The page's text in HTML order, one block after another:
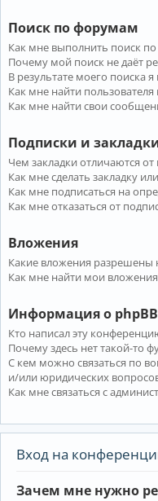
Поиск по форумам
Как мне выполнить поиск
Почему мой поиск не даёт
В результате моего поиска
Как мне найти
Как мне найти свои
Подписки и
Чем закладки отличаются от
Как мне сделать закладку
Как мне подписаться на
Как мне отказаться от
Вложения
Какие вложения разрешены
Как мне найти мои
Информация о phpBB
Кто написал эту
Почему здесь нет такой-то
С кем можно связаться по
и/или юридических
Как мне связаться с
Вход на
Зачем мне нужно